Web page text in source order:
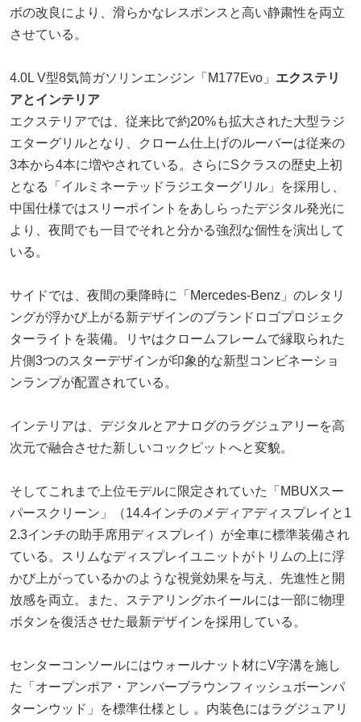
ボの改良により、滑らかなレスポンスと高い静粛性を両立
させている。
4.0L V型8気筒ガソリンエンジン「M177Evo」 エクステリ
アとインテリア
エクステリアでは、従来比で約20%も拡大された大型ラジ
エターグリルとなり、クローム仕上げのルーバーは従来の
3本から4本に増やされている。さらにSクラスの歴史上初
となる「イルミネーテッドラジエターグリル」を採用し、
中国仕様ではスリーポイントをあしらったデジタル発光に
より、夜間でも一目でそれと分かる強烈な個性を演出して
いる。
サイドでは、夜間の乗降時に「Mercedes-Benz」のレタリ
ングが浮かび上がる新デザインのブランドロゴプロジェク
ターライトを装備。リヤはクロームフレームで縁取られた
片側3つのスターデザインが印象的な新型コンビネーショ
ンランプが配置されている。
インテリアは、デジタルとアナログのラグジュアリーを高
次元で融合させた新しいコックピットへと変貌。
そしてこれまで上位モデルに限定されていた「MBUXスー
パースクリーン」（14.4インチのメディアディスプレイと1
2.3インチの助手席用ディスプレイ）が全車に標準装備され
ている。スリムなディスプレイユニットがトリムの上に浮
かび上がっているかのような視覚効果を与え、先進性と開
放感を両立。また、ステアリングホイールには一部に物理
ボタンを復活させた最新デザインを採用している。
センターコンソールにはウォールナット材にV字溝を施し
た「オープンポア・アンバーブラウンフィッシュボーンパ
ターンウッド」を標準仕様とし 。内装色にはラグジュアリ